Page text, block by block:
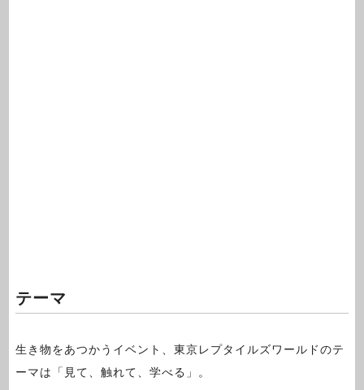
テーマ
生き物をあつかうイベント、東京レプタイルズワールドのテ
ーマは「見て、触れて、学べる」。